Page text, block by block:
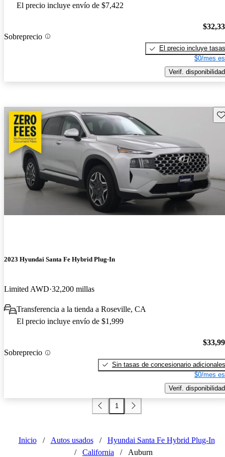
El precio incluye envío de $7,422
Sobreprecio
El precio incluye tasas
$0/mes
Verif. disponibilidad
2023 Hyundai Santa Fe Hybrid Plug-In
Limited AWD 32,200 millas
Transferencia a la tienda a Roseville, CA
El precio incluye envío de $1,999
Sobreprecio
Sin tasas de concesionario adicionales
$0/mes
Verif. disponibilidad
1
Inicio / Autos usados /
Hyundai Santa Fe Hybrid Plug-In
/
California / Auburn